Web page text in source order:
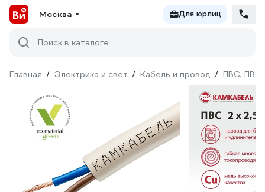
Москва Для юрлиц
Поиск в каталоге
Главная / Электрика и свет / Кабель и провод / ПВС,